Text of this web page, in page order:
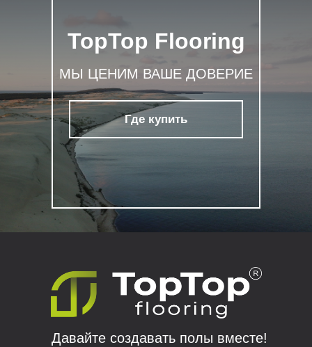
TopTop Flooring
МЫ ЦЕНИМ ВАШЕ ДОВЕРИЕ
Где купить
Давайте создавать полы вместе!